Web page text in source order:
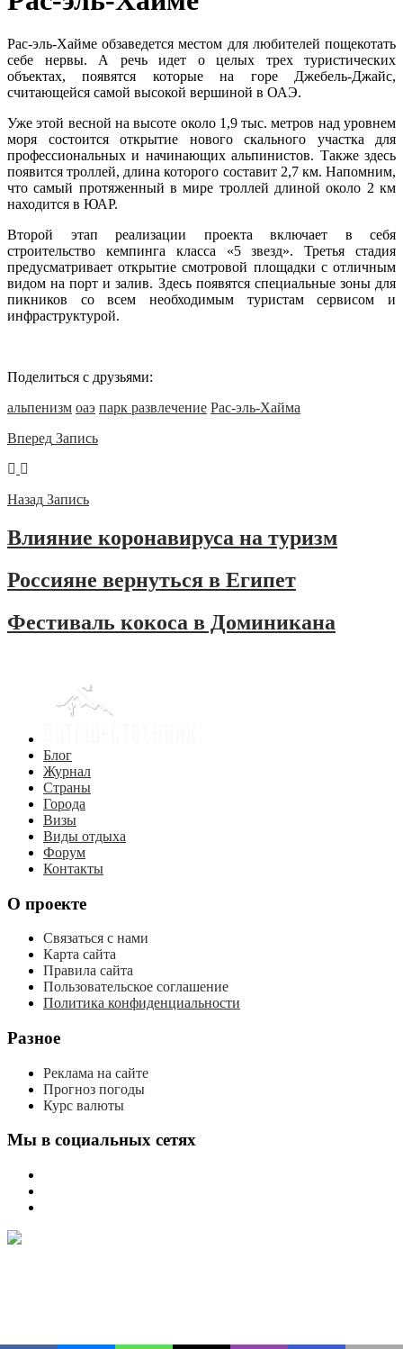
Рас-эль-Хайме обзаведется местом для любителей пощекотать
себе нервы. А речь идет о целых трех туристических
объектах, появятся которые на горе Джебель-Джайс,
считающейся самой высокой вершиной в ОАЭ.
Уже этой весной на высоте около 1,9 тыс. метров над уровнем
моря состоится открытие нового скального участка для
профессиональных и начинающих альпинистов. Также здесь
появится троллей, длина которого составит 2,7 км. Напомним,
что самый протяженный в мире троллей длиной около 2 км
находится в ЮАР.
Второй этап реализации проекта включает в себя
строительство кемпинга класса «5 звезд». Третья стадия
предусматривает открытие смотровой площадки с отличным
видом на порт и залив. Здесь появятся специальные зоны для
пикников со всем необходимым туристам сервисом и
инфраструктурой.
Поделиться с друзьями:
альпенизм оаэ парк развлечение Рас-эль-Хайма
Вперед Запись
Назад Запись
Влияние коронавируса на туризм
Россияне вернуться в Египет
Фестиваль кокоса в Доминикана
Блог
Журнал
Страны
Города
Визы
Виды отдыха
Форум
Контакты
О проекте
Связаться с нами
Карта сайта
Правила сайта
Пользовательское соглашение
Политика конфиденциальности
Разное
Реклама на сайте
Прогноз погоды
Курс валюты
Мы в социальных сетях